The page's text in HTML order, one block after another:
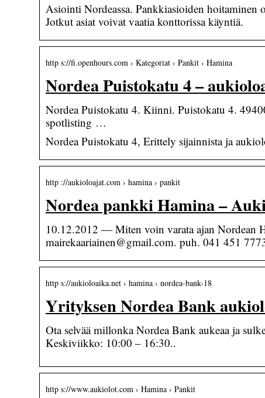
Asiointi Nordeassa. Pankkiasioiden
Jotkut asiat voivat vaatia konttorissa käyntiä.
http s://fi.openhours.com › Kategoriat › Pankit › Hamina
Nordea Puistokatu 4 –
Nordea Puistokatu 4. Kiinni. Puistokatu 4.
spotlisting …
Nordea Puistokatu 4, Erittely sijainnista ja
http ://aukioloajat.com › hamina › pankit
Nordea pankki Hamina –
10.12.2012 — Miten voin varata ajan Nordean
mairekaariainen@gmail.com. puh. 041 451
http s://aukioloaika.net › hamina › nordea-bank-18
Yrityksen Nordea Bank
Ota selvää millonka Nordea Bank aukeaa ja
Keskiviikko: 10:00 – 16:30..
http s://www.aukiolot.com › Hamina › Pankit